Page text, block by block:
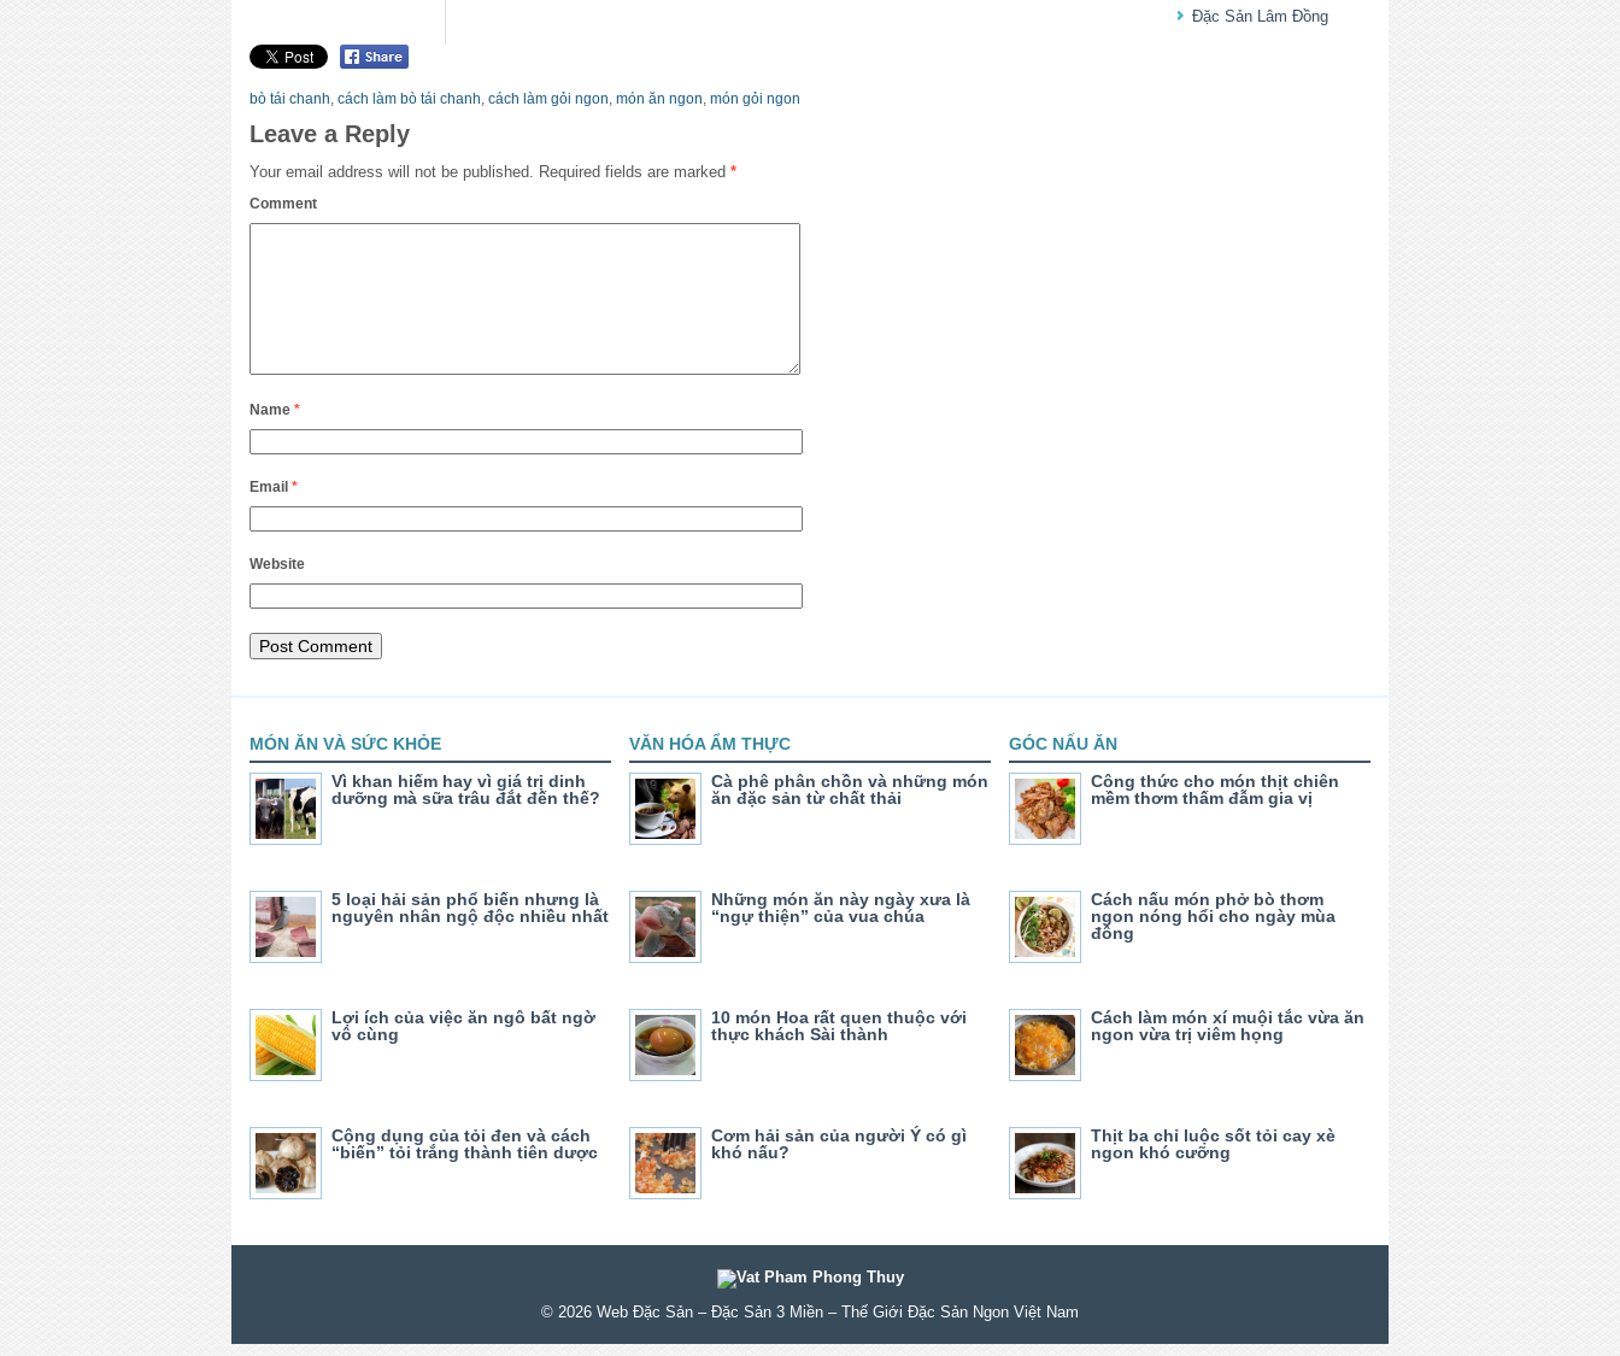
bò tái chanh, cách làm bò tái chanh, cách làm gỏi ngon, món ăn ngon, món gỏi ngon
Leave a Reply
Your email address will not be published. Required fields are marked *
Comment
Name *
Email *
Website
Đặc Sản Lâm Đồng
MÓN ĂN VÀ SỨC KHỎE
Vì khan hiếm hay vì giá trị dinh
dưỡng mà sữa trâu đắt đến thế?
5 loại hải sản phổ biến nhưng là
nguyên nhân ngộ độc nhiều nhất
Lợi ích của việc ăn ngô bất ngờ
vô cùng
Cộng dụng của tỏi đen và cách
“biến” tỏi trắng thành tiên dược
VĂN HÓA ẨM THỰC
Cà phê phân chồn và những món
ăn đặc sản từ chất thải
Những món ăn này ngày xưa là
“ngự thiện” của vua chúa
10 món Hoa rất quen thuộc với
thực khách Sài thành
Cơm hải sản của người Ý có gì
khó nấu?
GÓC NẤU ĂN
Công thức cho món thịt chiên
mềm thơm thấm đẫm gia vị
Cách nấu món phở bò thơm
ngon nóng hổi cho ngày mùa
đông
Cách làm món xí muội tắc vừa ăn
ngon vừa trị viêm họng
Thịt ba chỉ luộc sốt tỏi cay xè
ngon khó cưỡng
© 2026 Web Đặc Sản – Đặc Sản 3 Miền – Thế Giới Đặc Sản Ngon Việt Nam